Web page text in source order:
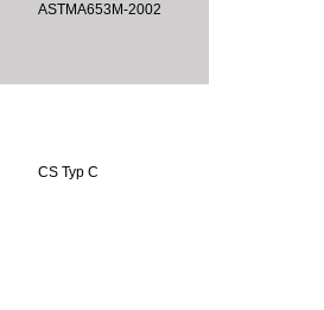
ASTMA653M-2002
CS Typ C